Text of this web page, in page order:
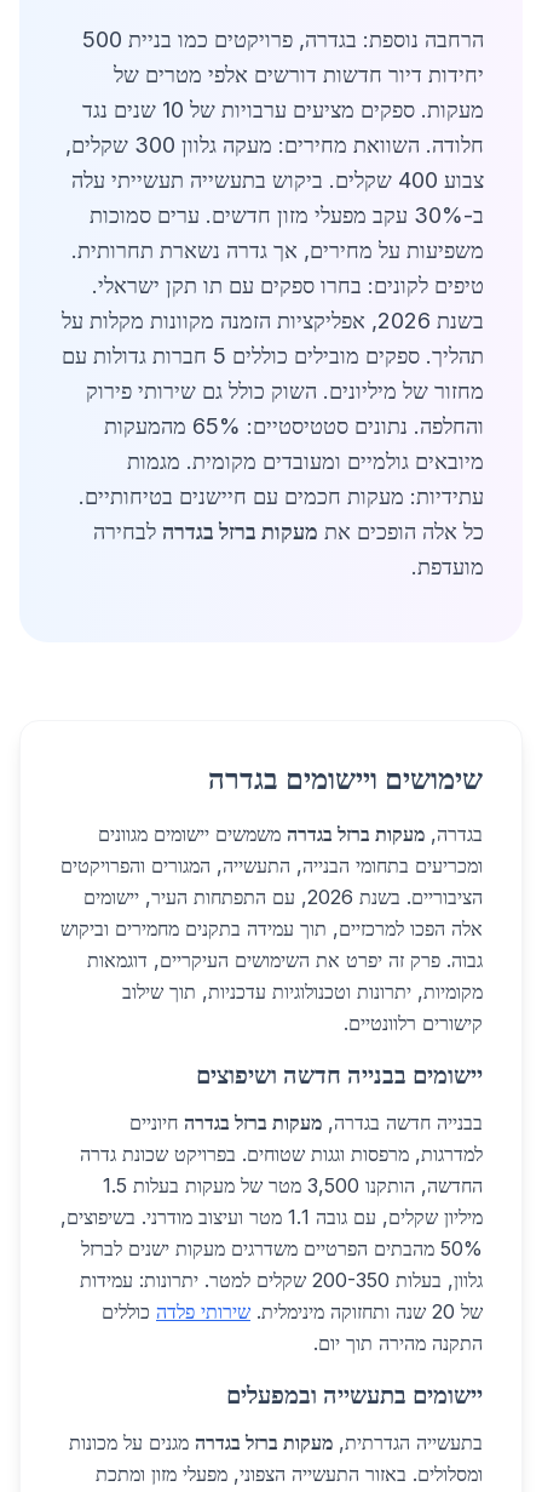
הרחבה נוספת: בגדרה, פרויקטים כמו בניית 500
יחידות דיור חדשות דורשים אלפי מטרים של
מעקות. ספקים מציעים ערבויות של 10 שנים נגד
חלודה. השוואת מחירים: מעקה גלוון 300 שקלים,
צבוע 400 שקלים. ביקוש בתעשייה תעשייתי עלה
ב-30% עקב מפעלי מזון חדשים. ערים סמוכות
משפיעות על מחירים, אך גדרה נשארת תחרותית.
טיפים לקונים: בחרו ספקים עם תו תקן ישראלי.
בשנת 2026, אפליקציות הזמנה מקוונות מקלות על
תהליך. ספקים מובילים כוללים 5 חברות גדולות עם
מחזור של מיליונים. השוק כולל גם שירותי פירוק
והחלפה. נתונים סטטיסטיים: 65% מהמעקות
מיובאים גולמיים ומעובדים מקומית. מגמות
עתידיות: מעקות חכמים עם חיישנים בטיחותיים.
כל אלה הופכים את מעקות ברזל בגדרה לבחירה
מועדפת.
שימושים ויישומים בגדרה
בגדרה, מעקות ברזל בגדרה משמשים יישומים מגוונים
ומכריעים בתחומי הבנייה, התעשייה, המגורים והפרויקטים
הציבוריים. בשנת 2026, עם התפתחות העיר, יישומים
אלה הפכו למרכזיים, תוך עמידה בתקנים מחמירים וביקוש
גבוה. פרק זה יפרט את השימושים העיקריים, דוגמאות
מקומיות, יתרונות וטכנולוגיות עדכניות, תוך שילוב
קישורים רלוונטיים.
יישומים בבנייה חדשה ושיפוצים
בבנייה חדשה בגדרה, מעקות ברזל בגדרה חיוניים
למדרגות, מרפסות וגגות שטוחים. בפרויקט שכונת גדרה
החדשה, הותקנו 3,500 מטר של מעקות בעלות 1.5
מיליון שקלים, עם גובה 1.1 מטר ועיצוב מודרני. בשיפוצים,
50% מהבתים הפרטיים משדרגים מעקות ישנים לברזל
גלוון, בעלות 200-350 שקלים למטר. יתרונות: עמידות
של 20 שנה ותחזוקה מינימלית.
שירותי פלדה כוללים
התקנה מהירה תוך יום.
יישומים בתעשייה ובמפעלים
בתעשייה הגדרתית, מעקות ברזל בגדרה מגנים על מכונות
ומסלולים. באזור התעשייה הצפוני, מפעלי מזון ומתכת